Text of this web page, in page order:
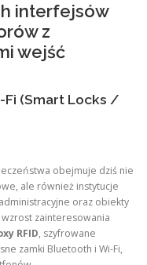
interfejsów
z
wejść
Fi (Smart Locks /
obejmuje dziś nie
ale również instytucje
oraz obiekty
zainteresowania
RFID, szyfrowane
zamki Bluetooth i Wi-Fi,